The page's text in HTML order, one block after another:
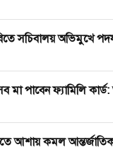
সচিবালয় অভিমুখে
মা পাবেন ফ্যামিলি কার্ড:
আশায় কমল